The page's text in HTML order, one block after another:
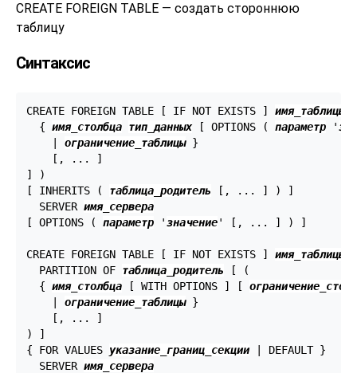
CREATE FOREIGN TABLE — создать стороннюю
таблицу
Синтаксис
CREATE FOREIGN TABLE [ IF NOT EXISTS ] имя_таблицы
  {
имя_столбца тип_данных [ OPTIONS ( параметр '
    |
ограничение_таблицы }
    [, ... ]
] )
[ INHERITS ( таблица_родитель [, ... ] ) ]
  SERVER
имя_сервера
[ OPTIONS ( параметр 'значение' [, ... ] ) ]
CREATE FOREIGN TABLE [ IF NOT EXISTS ] имя_таблицы
  PARTITION OF
таблица_родитель [ (
  {
имя_столбца [ WITH OPTIONS ] [
    |
ограничение_таблицы }
    [, ... ]
) ]
{ FOR VALUES указание_границ_секции | DEFAULT }
  SERVER
имя_сервера